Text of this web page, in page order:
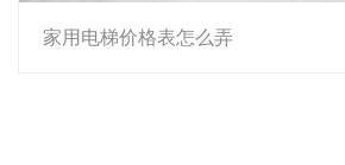
家用电梯价格表怎么弄